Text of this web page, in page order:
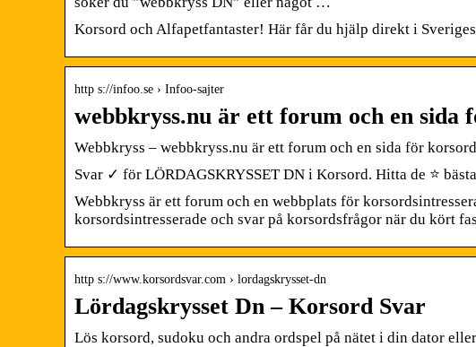
Korsord och Alfapetfantaster! Här får du hjälp direkt i
http s://infoo.se › Infoo-sajter
webbkryss.nu är ett forum och en sida
Webbkryss – webbkryss.nu är ett forum och en sida för
Svar ✓ för LÖRDAGSKRYSSET DN i Korsord. Hitta de ⭐
Webbkryss är ett forum och en webbplats för
korsordsintresserade och svar på korsordsfrågor när du kört
http s://www.korsordsvar.com › lordagskrysset-dn
Lördagskrysset Dn – Korsord Svar
Lös korsord, sudoku och andra ordspel på nätet i din dator